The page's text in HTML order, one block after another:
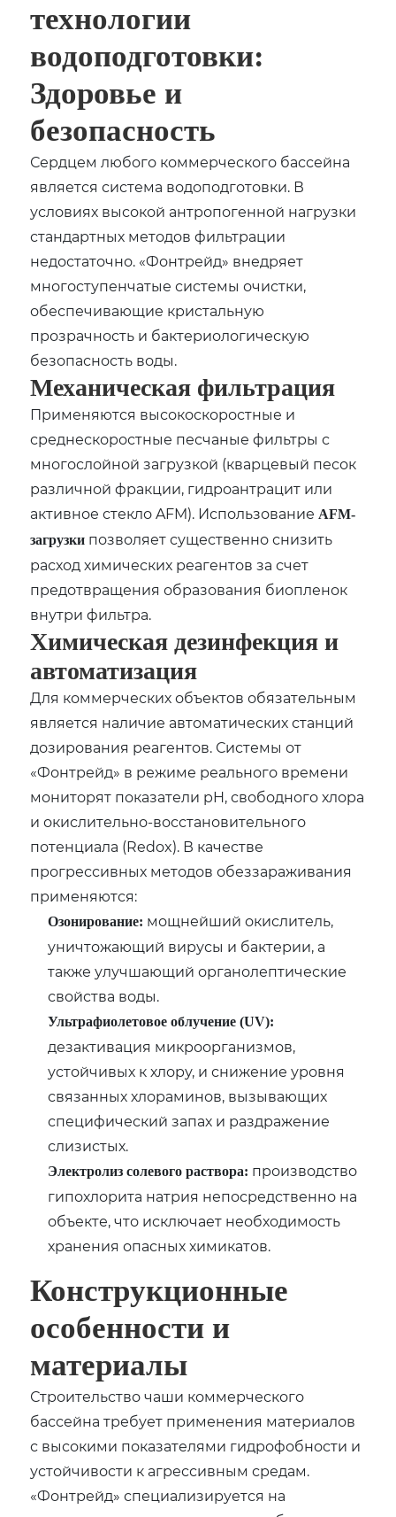
технологии
водоподготовки:
Здоровье и
безопасность
Сердцем любого коммерческого бассейна
является система водоподготовки. В
условиях высокой антропогенной нагрузки
стандартных методов фильтрации
недостаточно. «Фонтрейд» внедряет
многоступенчатые системы очистки‚
обеспечивающие кристальную
прозрачность и бактериологическую
безопасность воды.
Механическая фильтрация
Применяются высокоскоростные и
среднескоростные песчаные фильтры с
многослойной загрузкой (кварцевый песок
различной фракции‚ гидроантрацит или
активное стекло AFM). Использование AFM-
загрузки позволяет существенно снизить
расход химических реагентов за счет
предотвращения образования биопленок
внутри фильтра.
Химическая дезинфекция и
автоматизация
Для коммерческих объектов обязательным
является наличие автоматических станций
дозирования реагентов. Системы от
«Фонтрейд» в режиме реального времени
мониторят показатели pH‚ свободного хлора
и окислительно-восстановительного
потенциала (Redox). В качестве
прогрессивных методов обеззараживания
применяются:
Озонирование: мощнейший окислитель‚
уничтожающий вирусы и бактерии‚ а
также улучшающий органолептические
свойства воды.
Ультрафиолетовое облучение (UV):
дезактивация микроорганизмов‚
устойчивых к хлору‚ и снижение уровня
связанных хлораминов‚ вызывающих
специфический запах и раздражение
слизистых.
Электролиз солевого раствора: производство
гипохлорита натрия непосредственно на
объекте‚ что исключает необходимость
хранения опасных химикатов.
Конструкционные
особенности и
материалы
Строительство чаши коммерческого
бассейна требует применения материалов
с высокими показателями гидрофобности и
устойчивости к агрессивным средам.
«Фонтрейд» специализируется на